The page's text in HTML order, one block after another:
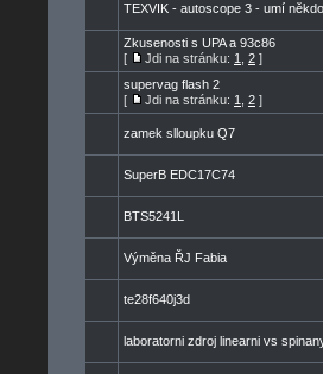
TEXVIK - autoscope 3 - umí
Zkusenosti s UPA a 93c86
[
Jdi na stránku: 1 2 ]
supervag flash 2
[
Jdi na stránku: 1 2 ]
zamek slloupku Q7
SuperB EDC17C74
BTS5241L
Výměna ŘJ Fabia
te28f640j3d
laboratorni zdroj linearni vs